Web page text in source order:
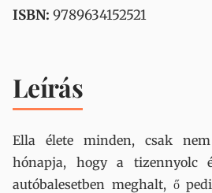
ISBN: 9789634152521
Leírás
Ella élete minden, csak
hónapja, hogy a tizennyolc
autóbalesetben meghalt, ő